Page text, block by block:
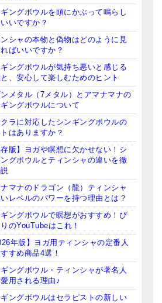
ングボウルを頭にかぶって鳴らし
いですか？
シャの本物と偽物はどのように見
ばいいですか？
ングボウルが気持ち悪いと感じる
、安心して楽しむためのヒント
メタル（7メタル）とアマナマナの
ングボウルについて
ラに対応したシンギングボウルの
はありますか？
存版】ヨガや瞑想に欠かせない！シ
グボウルとティンシャの違いを徹
マナのドラゴン（龍）ティンシャ
レベルのパワーを持つ理由とは？
ングボウルで瞑想がおすすめ！ぴ
のYouTubeはこれ！
年版】ヨガ用ティンシャの定番人
すめ商品4選！
ングボウル・ティンシャが著名人
用される理由♪
ングボウルはセラピストの新しい